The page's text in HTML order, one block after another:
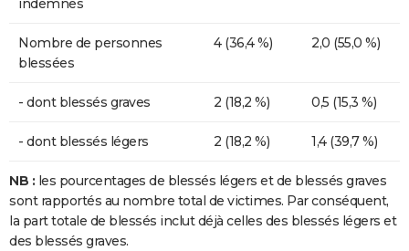
indemnes
Nombre de personnes
blessées
4 (36,4 %) 2,0 (55,0 %)
- dont blessés graves 2 (18,2 %) 0,5 (15,3 %)
- dont blessés légers 2 (18,2 %) 1,4 (39,7 %)
NB : les pourcentages de blessés légers et de blessés graves
sont rapportés au nombre total de victimes. Par conséquent,
la part totale de blessés inclut déjà celles des blessés légers et
des blessés graves.